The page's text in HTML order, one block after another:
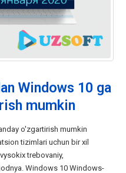
Windows 10 ga
mumkin
o'zgartirish mumkin
tizimlari uchun bir xil
trebovaniy,
Windows 10 Windows-